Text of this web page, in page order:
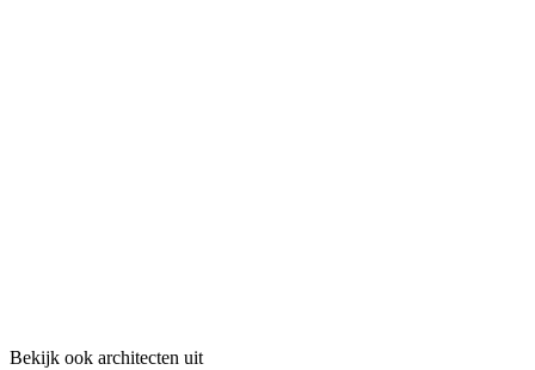
Bekijk ook architecten uit